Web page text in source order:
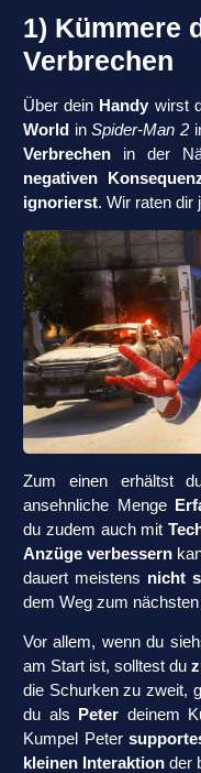
1) Kümmere
Verbrechen
Über dein Handy wirst
World inSpider-Man 2
Verbrechen in der
negativen
ignorierst. Wir raten dir
Zum einen erhältst
ansehnliche Menge
du zudem auch mit
Anzüge verbessern
dauert meistens nicht
dem Weg zum nächsten
Vor allem, wenn du
am Start ist, solltest du
die Schurken zu zweit,
du als
Peter deinem
Kumpel Peter
kleinen Interaktion der